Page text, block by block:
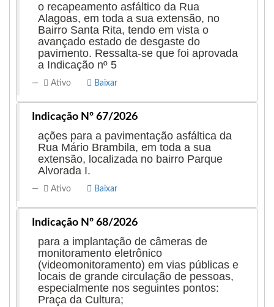
o recapeamento asfáltico da Rua
Alagoas, em toda a sua extensão, no
Bairro Santa Rita, tendo em vista o
avançado estado de desgaste do
pavimento. Ressalta-se que foi aprovada
a Indicação nº 5
Ativo Baixar
Indicação Nº 67/2026
ações para a pavimentação asfáltica da
Rua Mário Brambila, em toda a sua
extensão, localizada no bairro Parque
Alvorada I.
Ativo Baixar
Indicação Nº 68/2026
para a implantação de câmeras de
monitoramento eletrônico
(videomonitoramento) em vias públicas e
locais de grande circulação de pessoas,
especialmente nos seguintes pontos:
Praça da Cultura;